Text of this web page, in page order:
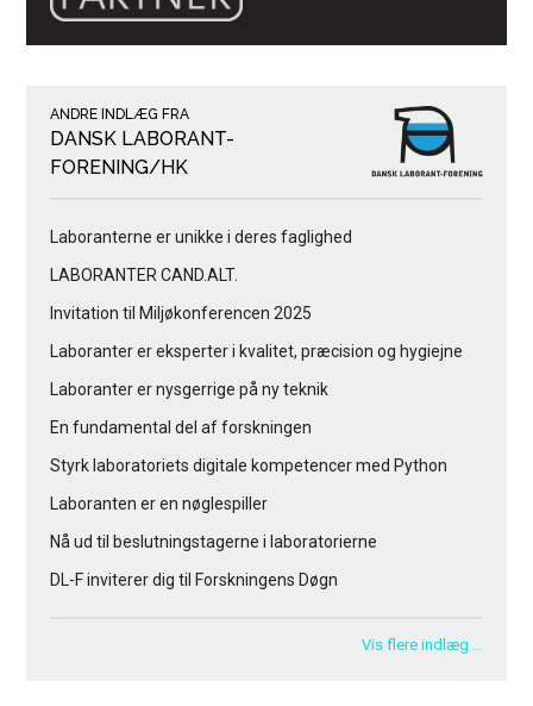
ANDRE INDLÆG FRA
DANSK LABORANT-
FORENING/HK
Laboranterne er unikke i deres faglighed
LABORANTER CAND.ALT.
Invitation til Miljøkonferencen 2025
Laboranter er eksperter i kvalitet, præcision og hygiejne
Laboranter er nysgerrige på ny teknik
En fundamental del af forskningen
Styrk laboratoriets digitale kompetencer med Python
Laboranten er en nøglespiller
Nå ud til beslutningstagerne i laboratorierne
DL-F inviterer dig til Forskningens Døgn
Vis flere indlæg …